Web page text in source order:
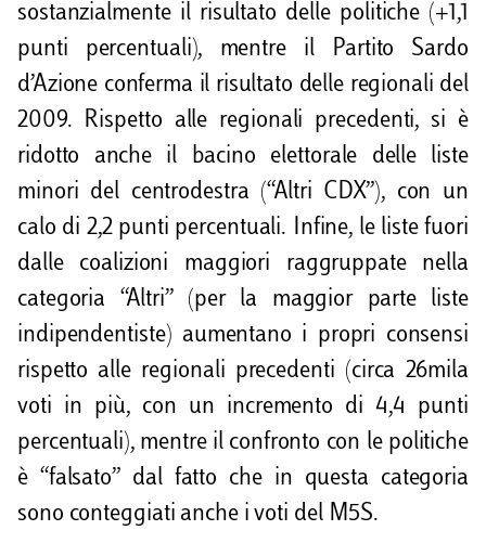
sostanzialmente il risultato delle politiche (+1,1
punti percentuali), mentre il Partito Sardo
d’Azione conferma il risultato delle regionali del
2009. Rispetto alle regionali precedenti, si è
ridotto anche il bacino elettorale delle liste
minori del centrodestra (“Altri CDX”), con un
calo di 2,2 punti percentuali. Infine, le liste fuori
dalle coalizioni maggiori raggruppate nella
categoria “Altri” (per la maggior parte liste
indipendentiste) aumentano i propri consensi
rispetto alle regionali precedenti (circa 26mila
voti in più, con un incremento di 4,4 punti
percentuali), mentre il confronto con le politiche
è “falsato” dal fatto che in questa categoria
sono conteggiati anche i voti del M5S.